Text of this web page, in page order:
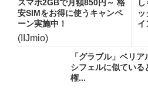
スマホ2GBで月額850円～ 格
安SIMをお得に使うキャンペ
ーン実施中！
(IIJmio)
イ
「グラブル」ベリ
シフェルに似ている
権...